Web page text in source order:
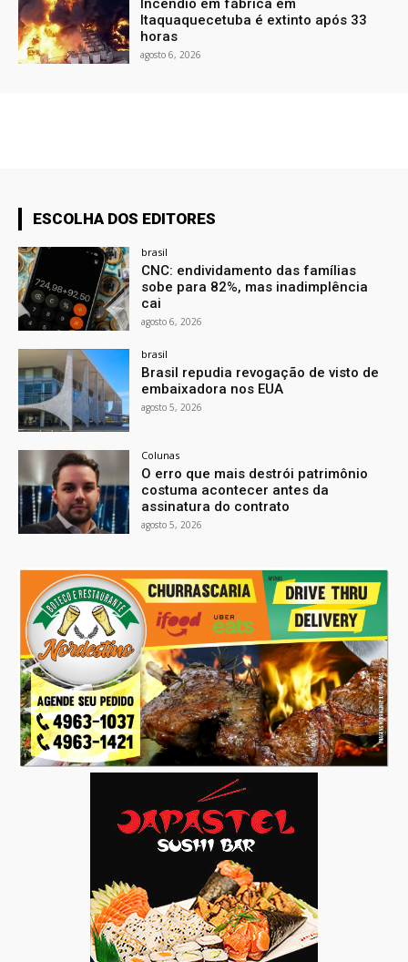
Incêndio em fábrica em
Itaquaquecetuba é extinto após 33
horas
agosto 6, 2026
ESCOLHA DOS EDITORES
brasil
CNC: endividamento das famílias
sobe para 82%, mas inadimplência
cai
agosto 6, 2026
brasil
Brasil repudia revogação de visto de
embaixadora nos EUA
agosto 5, 2026
Colunas
O erro que mais destrói patrimônio
costuma acontecer antes da
assinatura do contrato
agosto 5, 2026